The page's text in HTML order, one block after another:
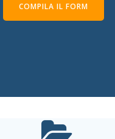
COMPILA IL FORM